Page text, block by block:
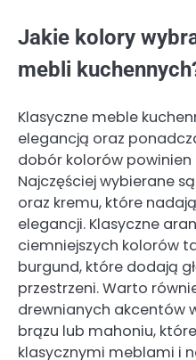
Jakie kolory
mebli
Klasyczne meble
elegancją oraz
dobór kolorów
Najczęściej wybierane
oraz kremu, które
elegancji. Klasyczne
ciemniejszych kolorów
burgund, które dodają
przestrzeni. Warto
drewnianych akcentów
brązu lub mahoniu,
klasycznymi meblami i